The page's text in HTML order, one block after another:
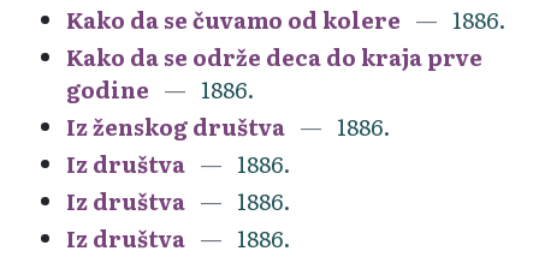
Kako da se čuvamo od kolere
1886.
Kako da se održe deca do kraja prve
godine
1886.
Iz ženskog društva
1886.
Iz društva
1886.
Iz društva
1886.
Iz društva
1886.